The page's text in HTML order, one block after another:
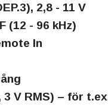
2,8 - 11 V
(12 - 96 kHz)
In
3 V RMS) – för